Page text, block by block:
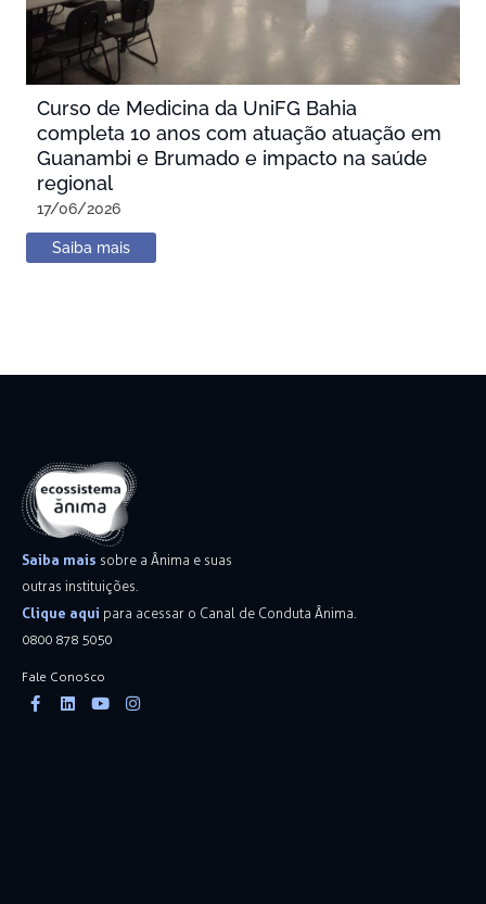
Curso de Medicina da UniFG Bahia
completa 10 anos com atuação atuação em
Guanambi e Brumado e impacto na saúde
regional
17/06/2026
Saiba mais
Saiba mais sobre a Ânima e suas
outras instituições.
Clique aqui para acessar o Canal de Conduta Ânima.
0800 878 5050
Fale Conosco
Facebook-
f
Linkedin
YoutubeInstagram